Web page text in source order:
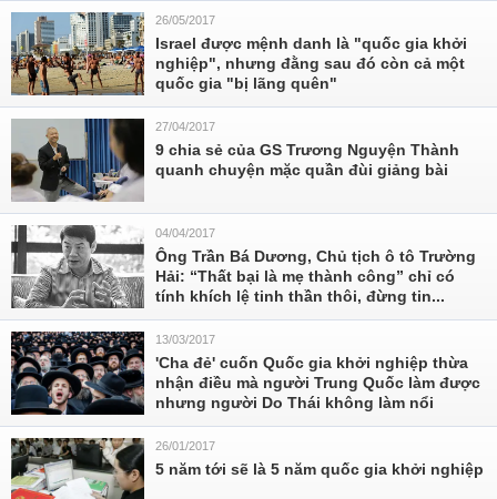
26/05/2017
Israel được mệnh danh là "quốc gia khởi
nghiệp", nhưng đằng sau đó còn cả một
quốc gia "bị lãng quên"
27/04/2017
9 chia sẻ của GS Trương Nguyện Thành
quanh chuyện mặc quần đùi giảng bài
04/04/2017
Ông Trần Bá Dương, Chủ tịch ô tô Trường
Hải: “Thất bại là mẹ thành công” chỉ có
tính khích lệ tinh thần thôi, đừng tin...
13/03/2017
'Cha đẻ' cuốn Quốc gia khởi nghiệp thừa
nhận điều mà người Trung Quốc làm được
nhưng người Do Thái không làm nổi
26/01/2017
5 năm tới sẽ là 5 năm quốc gia khởi nghiệp